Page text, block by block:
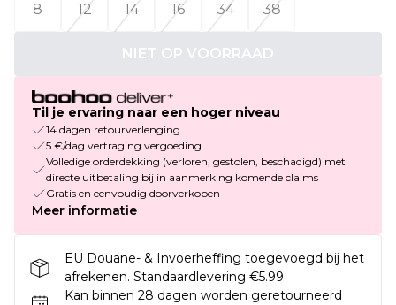
8
12 14 16 34 38
NIET OP VOORRAAD
Til je ervaring naar een hoger niveau
14 dagen retourverlenging
5 €/dag vertraging vergoeding
Volledige orderdekking (verloren, gestolen, beschadigd) met
directe uitbetaling bij in aanmerking komende claims
Gratis en eenvoudig doorverkopen
Meer informatie
EU Douane- & Invoerheffing toegevoegd bij het
afrekenen. Standaardlevering €5.99
Kan binnen 28 dagen worden geretourneerd